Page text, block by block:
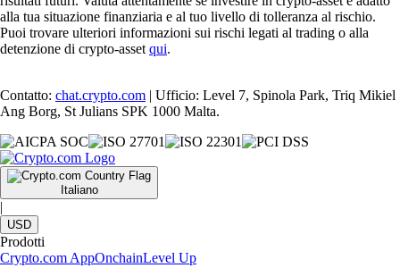
alla tua situazione finanziaria e al tuo livello di tolleranza al rischio.
Puoi trovare ulteriori informazioni sui rischi legati al trading o alla
detenzione di crypto-asset qui.
Contatto: chat.crypto.com | Ufficio: Level 7, Spinola Park, Triq Mikiel
Ang Borg, St Julians SPK 1000 Malta.
Italiano
|
USD
Prodotti
Crypto.com AppOnchainLevel Up